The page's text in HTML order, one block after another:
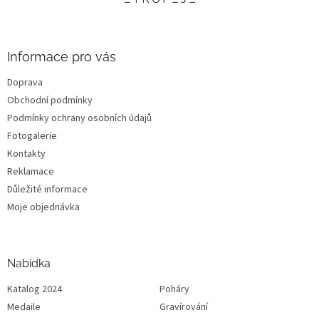
Informace pro vás
Doprava
Obchodní podmínky
Podmínky ochrany osobních údajů
Fotogalerie
Kontakty
Reklamace
Důležité informace
Moje objednávka
Nabídka
Katalog 2024
Poháry
Medaile
Gravírování